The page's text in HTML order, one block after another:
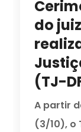
do
(TJ-
A partir
(3/10), o